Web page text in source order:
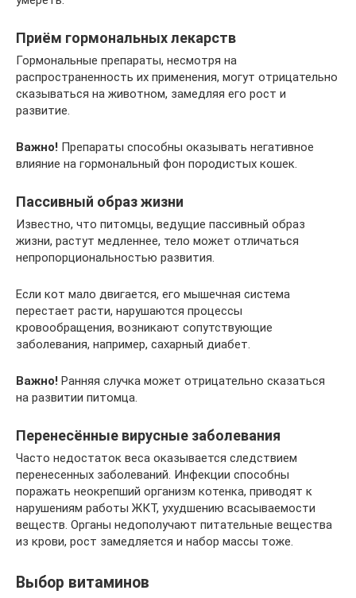
Приём гормональных лекарств
Гормональные препараты, несмотря на
распространенность их применения, могут отрицательно
сказываться на животном, замедляя его рост и
развитие.
Важно! Препараты способны оказывать негативное
влияние на гормональный фон породистых кошек.
Пассивный образ жизни
Известно, что питомцы, ведущие пассивный образ
жизни, растут медленнее, тело может отличаться
непропорциональностью развития.
Если кот мало двигается, его мышечная система
перестает расти, нарушаются процессы
кровообращения, возникают сопутствующие
заболевания, например, сахарный диабет.
Важно! Ранняя случка может отрицательно сказаться
на развитии питомца.
Перенесённые вирусные заболевания
Часто недостаток веса оказывается следствием
перенесенных заболеваний. Инфекции способны
поражать неокрепший организм котенка, приводят к
нарушениям работы ЖКТ, ухудшению всасываемости
веществ. Органы недополучают питательные вещества
из крови, рост замедляется и набор массы тоже.
Выбор витаминов